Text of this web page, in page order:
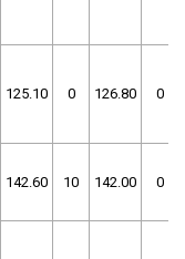
125.10 0 126.80 0
142.60 10 142.00 0